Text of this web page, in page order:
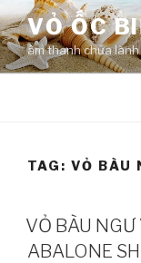
Skip
to
content
VỎ ỐC
âm thanh chữa
TAG: VỎ BÀU
VỎ BÀU NGƯ
ABALONE